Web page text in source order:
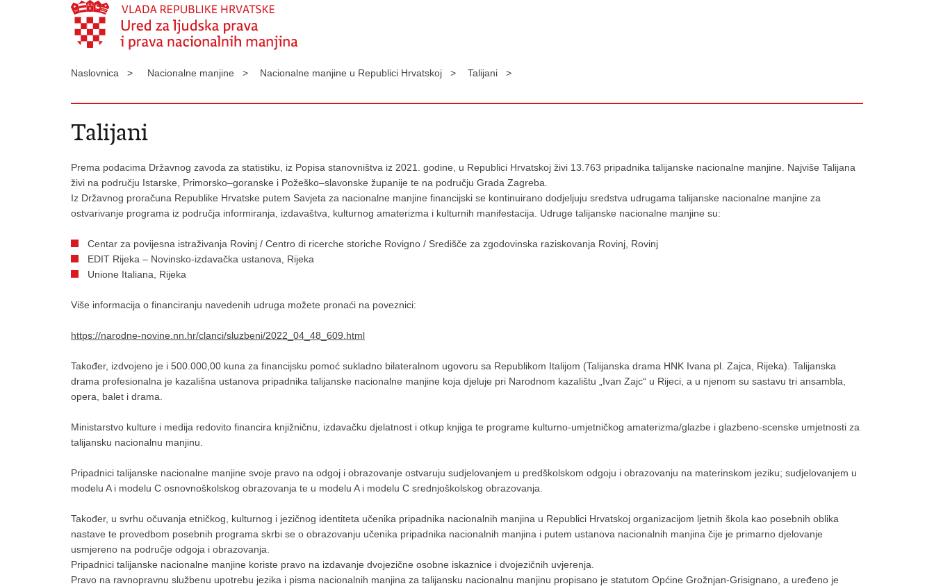
Naslovnica > Nacionalne manjine > Nacionalne manjine u Republici Hrvatskoj > Talijani >
Talijani
Prema podacima Državnog zavoda za statistiku, iz Popisa stanovništva iz 2021. godine, u Republici Hrvatskoj živi 13.763 pripadnika talijanske nacionalne manjine. Najviše Talijana
živi na području Istarske, Primorsko–goranske i Požeško–slavonske županije te na području Grada Zagreba.
Iz Državnog proračuna Republike Hrvatske putem Savjeta za nacionalne manjine financijski se kontinuirano dodjeljuju sredstva udrugama talijanske nacionalne manjine za
ostvarivanje programa iz područja informiranja, izdavaštva, kulturnog amaterizma i kulturnih manifestacija. Udruge talijanske nacionalne manjine su:
Centar za povijesna istraživanja Rovinj / Centro di ricerche storiche Rovigno / Središče za zgodovinska raziskovanja Rovinj, Rovinj
EDIT Rijeka – Novinsko-izdavačka ustanova, Rijeka
Unione Italiana, Rijeka
Više informacija o financiranju navedenih udruga možete pronaći na poveznici:
https://narodne-novine.nn.hr/clanci/sluzbeni/2022_04_48_609.html
Također, izdvojeno je i 500.000,00 kuna za financijsku pomoć sukladno bilateralnom ugovoru sa Republikom Italijom (Talijanska drama HNK Ivana pl. Zajca, Rijeka). Talijanska
drama profesionalna je kazališna ustanova pripadnika talijanske nacionalne manjine koja djeluje pri Narodnom kazalištu „Ivan Zajc“ u Rijeci, a u njenom su sastavu tri ansambla,
opera, balet i drama.
Ministarstvo kulture i medija redovito financira knjižničnu, izdavačku djelatnost i otkup knjiga te programe kulturno-umjetničkog amaterizma/glazbe i glazbeno-scenske umjetnosti za
talijansku nacionalnu manjinu.
Pripadnici talijanske nacionalne manjine svoje pravo na odgoj i obrazovanje ostvaruju sudjelovanjem u predškolskom odgoju i obrazovanju na materinskom jeziku; sudjelovanjem u
modelu A i modelu C osnovnoškolskog obrazovanja te u modelu A i modelu C srednjoškolskog obrazovanja.
Također, u svrhu očuvanja etničkog, kulturnog i jezičnog identiteta učenika pripadnika nacionalnih manjina u Republici Hrvatskoj organizacijom ljetnih škola kao posebnih oblika
nastave te provedbom posebnih programa skrbi se o obrazovanju učenika pripadnika nacionalnih manjina i putem ustanova nacionalnih manjina čije je primarno djelovanje
usmjereno na područje odgoja i obrazovanja.
Pripadnici talijanske nacionalne manjine koriste pravo na izdavanje dvojezične osobne iskaznice i dvojezičnih uvjerenja.
Pravo na ravnopravnu službenu upotrebu jezika i pisma nacionalnih manjina za talijansku nacionalnu manjinu propisano je statutom Općine Grožnjan-Grisignano, a uređeno je